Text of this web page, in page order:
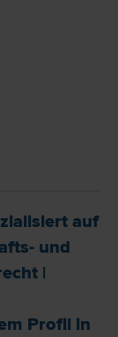
auf
und
|
Profil in